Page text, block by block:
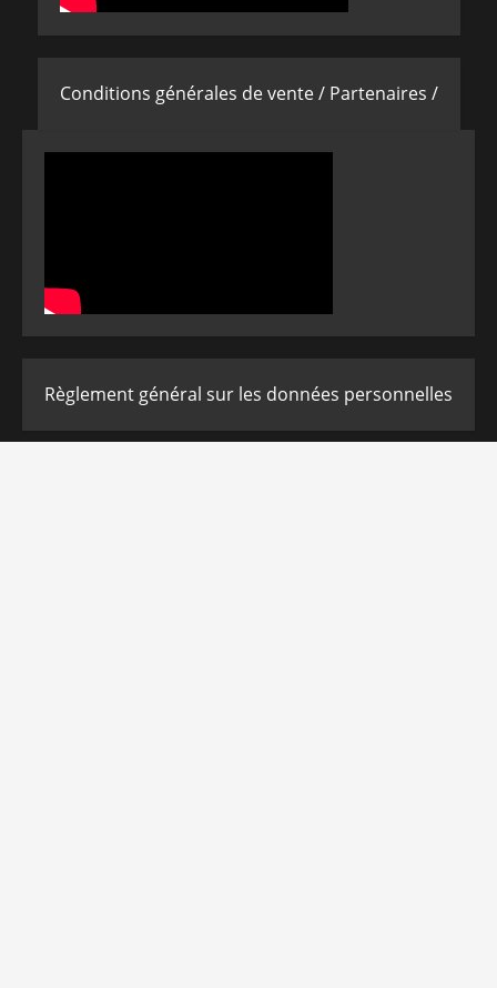
Conditions générales de vente / Partenaires /
Règlement général sur les données personnelles